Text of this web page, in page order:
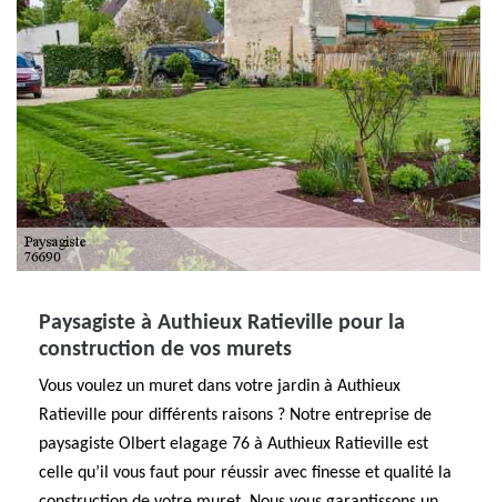
Paysagiste à Authieux Ratieville pour la
construction de vos murets
Vous voulez un muret dans votre jardin à Authieux
Ratieville pour différents raisons ? Notre entreprise de
paysagiste Olbert elagage 76 à Authieux Ratieville est
celle qu’il vous faut pour réussir avec finesse et qualité la